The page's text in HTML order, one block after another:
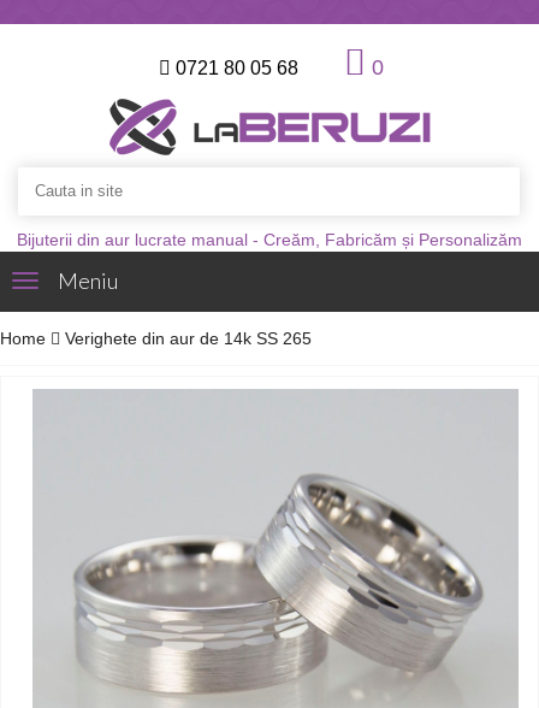
0721 80 05 68 0
Bijuterii din aur lucrate manual - Creăm, Fabricăm și Personalizăm
ToggleMeniu
Home Verighete din aur de 14k SS 265